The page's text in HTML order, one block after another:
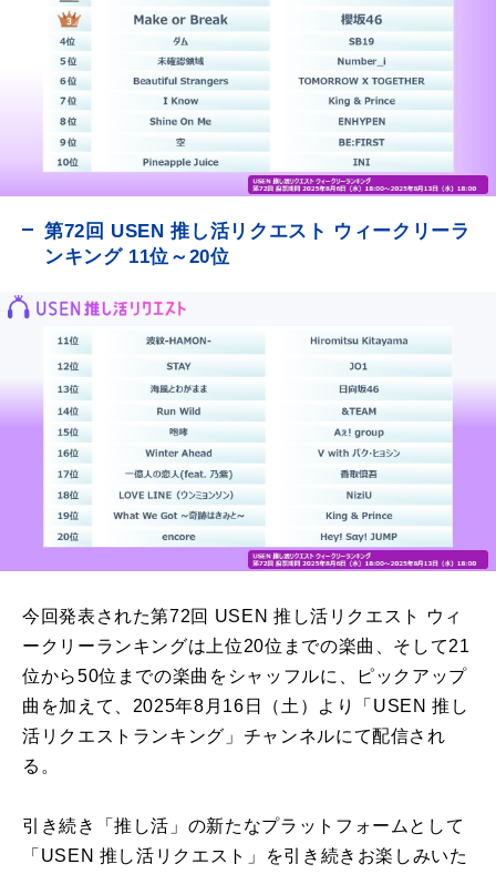
第72回 USEN 推し活リクエスト ウィークリーラ
ンキング 11位～20位
今回発表された第72回 USEN 推し活リクエスト ウィ
ークリーランキングは上位20位までの楽曲、そして21
位から50位までの楽曲をシャッフルに、ピックアップ
曲を加えて、2025年8月16日（土）より「USEN 推し
活リクエストランキング」チャンネルにて配信され
る。
引き続き「推し活」の新たなプラットフォームとして
「USEN 推し活リクエスト」を引き続きお楽しみいた